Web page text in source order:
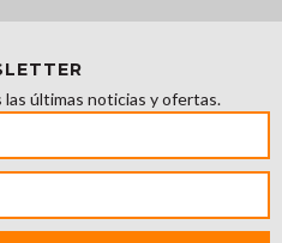
últimas noticias y ofertas.